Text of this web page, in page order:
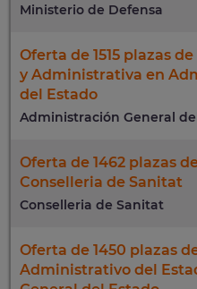
Ministerio de Defensa
Oferta de 1515 plazas
y Administrativa en
del Estado
Administración General
Oferta de 1462 plazas
Conselleria de Sanitat
Conselleria de Sanitat
Oferta de 1450 plazas
Administrativo del